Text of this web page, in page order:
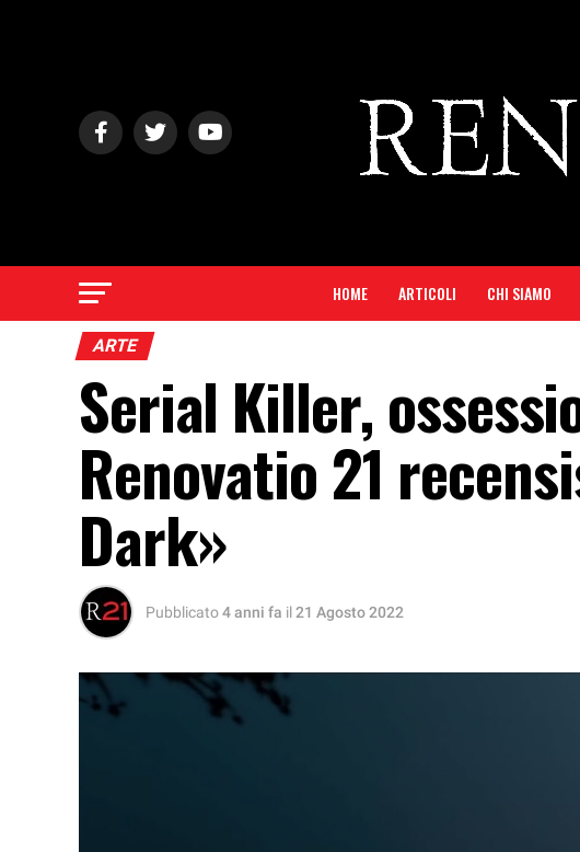
HOME ARTICOLI CHI SIAMO
ARTE
Serial Killer,
Renovatio 21
Dark»
Pubblicato4 anni fa il21 Agosto 2022